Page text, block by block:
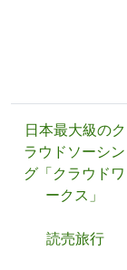
日本最大級のク
ラウドソーシン
グ「クラウドワ
ークス」
読売旅行